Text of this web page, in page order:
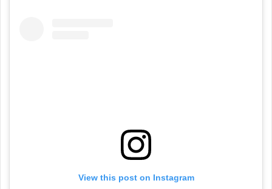
View this post on Instagram